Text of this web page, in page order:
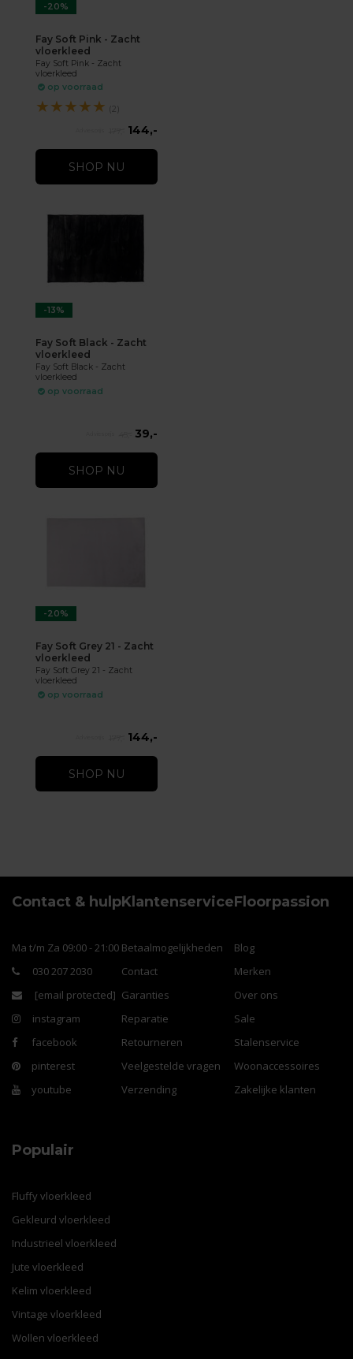
-20%
Fay Soft Pink - Zacht
vloerkleed
Fay Soft Pink - Zacht
vloerkleed
op voorraad
★★★★★ (2)
144,-
SHOP NU
-13%
Fay Soft Black - Zacht
vloerkleed
Fay Soft Black - Zacht
vloerkleed
op voorraad
39,-
SHOP NU
-20%
Fay Soft Grey 21 - Zacht
vloerkleed
Fay Soft Grey 21 - Zacht
vloerkleed
op voorraad
144,-
SHOP NU
Contact & hulp
Ma t/m Za 09:00 - 21:00
030 207 2030
[email protected]
instagram
facebook
pinterest
youtube
Klantenservice
Betaalmogelijkheden
Contact
Garanties
Reparatie
Retourneren
Veelgestelde vragen
Verzending
Floorpassion
Blog
Merken
Over ons
Sale
Stalenservice
Woonaccessoires
Zakelijke klanten
Populair
Fluffy vloerkleed
Gekleurd vloerkleed
Industrieel vloerkleed
Jute vloerkleed
Kelim vloerkleed
Vintage vloerkleed
Wollen vloerkleed